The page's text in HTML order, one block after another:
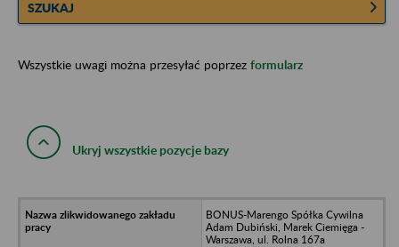
SZUKAJ
Wszystkie uwagi można przesyłać poprzez formularz
Ukryj wszystkie pozycje bazy
BONUS-Marengo Spółka Cywilna
Adam Dubiński, Marek Ciemięga -
Warszawa, ul. Rolna 167a